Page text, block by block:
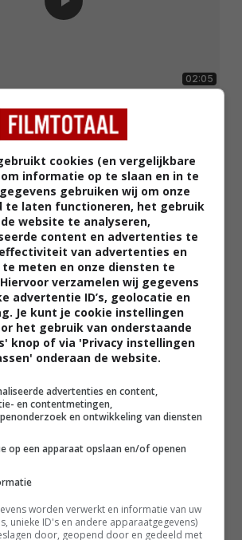
02:05
cookies (en vergelijkbare
informatie op te slaan en in te
gebruiken wij om onze
te laten functioneren, het gebruik
website te analyseren,
content en advertenties te
van advertenties en
meten en onze diensten te
verzamelen wij gegevens
advertentie ID’s, geolocatie en
Je kunt je cookie instellingen
het gebruik van onderstaande
knop of via 'Privacy instellingen
onderaan de website.
advertenties en content,
en contentmetingen,
en ontwikkeling van diensten
op een apparaat opslaan en/of openen
worden verwerkt en informatie van uw
unieke ID's en andere apparaatgegevens)
door, geopend door en gedeeld met